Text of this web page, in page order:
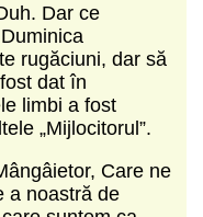
Dar ce
rugăciuni, dar să
dat în
limbi a fost
„Mijlocitorul”.
Care ne
a noastră de